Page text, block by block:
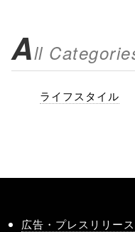
All
ライフスタイル
広告・プレスリリー